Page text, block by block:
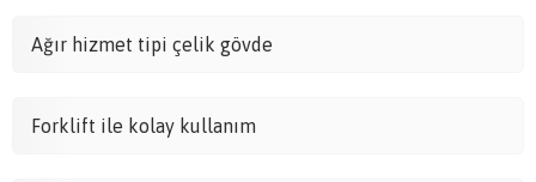
Ağır hizmet tipi çelik gövde
Forklift ile kolay kullanım